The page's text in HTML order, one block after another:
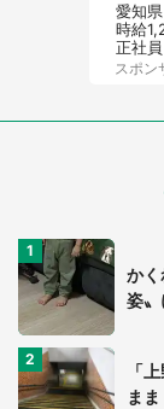
愛知
時給
正社員
スポン
か
姿
「
ま